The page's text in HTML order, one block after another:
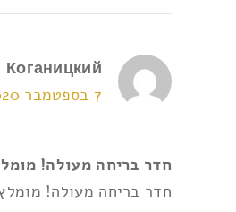
Коганицкий
7 בספטמבר 2020 בשעה 16:31
חדר בריחה מעולה!
חדר בריחה מעולה!